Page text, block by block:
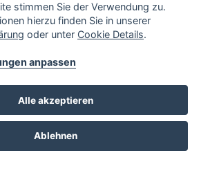
2026 Impressum
Barrierefreiheit
stimmen Sie der Verwendung zu.
hierzu finden Sie in unserer
oder unter Cookie Details.
anpassen
Alle akzeptieren
Ablehnen